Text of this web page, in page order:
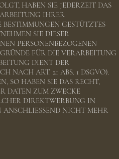
HABEN SIE JEDERZEIT DAS
IHRER
GESTÜTZTES
SIE DIESER
PERSONENBEZOGENEN
FÜR DIE VERARBEITUNG
DIENT DER
NACH ART. 21 ABS. 1 DSGVO).
SO HABEN SIE DAS RECHT,
DATEN ZUM ZWECKE
DIREKTWERBUNG IN
ANSCHLIESSEND NICHT MEHR